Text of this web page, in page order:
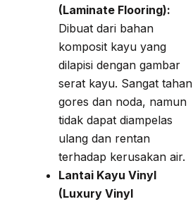
(Laminate Flooring):
Dibuat dari bahan
komposit kayu yang
dilapisi dengan gambar
serat kayu. Sangat tahan
gores dan noda, namun
tidak dapat diampelas
ulang dan rentan
terhadap kerusakan air.
Lantai Kayu Vinyl
(Luxury Vinyl